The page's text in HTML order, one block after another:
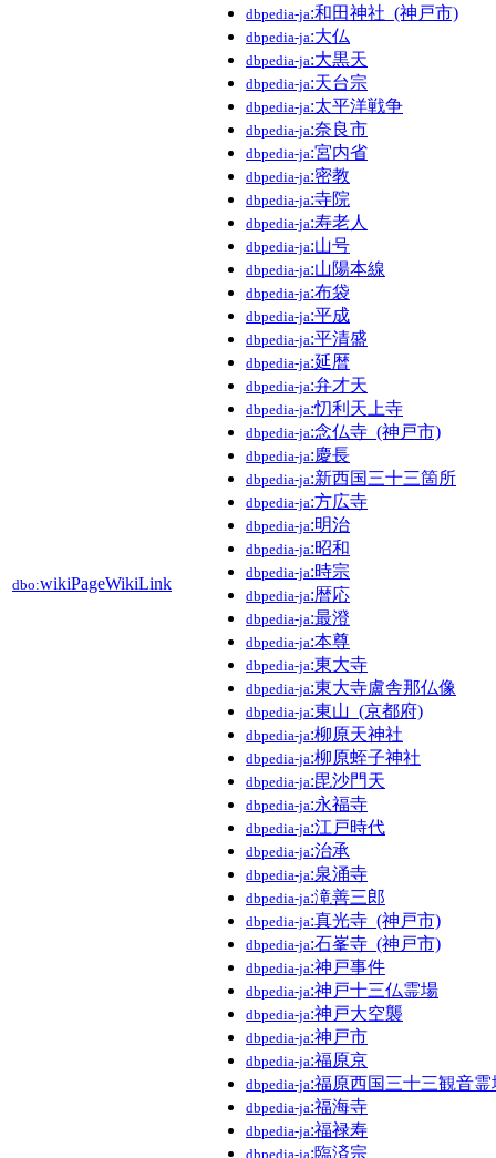
dbo:wikiPageWikiLink
dbpedia-ja:和田神社_(神戸市)
dbpedia-ja:大仏
dbpedia-ja:大黒天
dbpedia-ja:天台宗
dbpedia-ja:太平洋戦争
dbpedia-ja:奈良市
dbpedia-ja:宮内省
dbpedia-ja:密教
dbpedia-ja:寺院
dbpedia-ja:寿老人
dbpedia-ja:山号
dbpedia-ja:山陽本線
dbpedia-ja:布袋
dbpedia-ja:平成
dbpedia-ja:平清盛
dbpedia-ja:延暦
dbpedia-ja:弁才天
dbpedia-ja:忉利天上寺
dbpedia-ja:念仏寺_(神戸市)
dbpedia-ja:慶長
dbpedia-ja:新西国三十三箇所
dbpedia-ja:方広寺
dbpedia-ja:明治
dbpedia-ja:昭和
dbpedia-ja:時宗
dbpedia-ja:暦応
dbpedia-ja:最澄
dbpedia-ja:本尊
dbpedia-ja:東大寺
dbpedia-ja:東大寺盧舎那仏像
dbpedia-ja:東山_(京都府)
dbpedia-ja:柳原天神社
dbpedia-ja:柳原蛭子神社
dbpedia-ja:毘沙門天
dbpedia-ja:永福寺
dbpedia-ja:江戸時代
dbpedia-ja:治承
dbpedia-ja:泉涌寺
dbpedia-ja:滝善三郎
dbpedia-ja:真光寺_(神戸市)
dbpedia-ja:石峯寺_(神戸市)
dbpedia-ja:神戸事件
dbpedia-ja:神戸十三仏霊場
dbpedia-ja:神戸大空襲
dbpedia-ja:神戸市
dbpedia-ja:福原京
dbpedia-ja:福原西国三十三観音霊
dbpedia-ja:福海寺
dbpedia-ja:福禄寿
dbpedia-ja:臨済宗